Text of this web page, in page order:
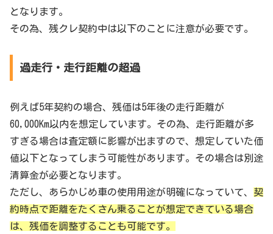
となります。
その為、残クレ契約中は以下のことに注意が必要です。
過走行・走行距離の超過
例えば5年契約の場合、残価は5年後の走行距離が
60,000Km以内を想定しています。その為、走行距離が多
すぎる場合は査定額に影響が出ますので、想定していた価
値以下となってしまう可能性があります。その場合は別途
清算金が必要となります。
ただし、あらかじめ車の使用用途が明確になっていて、 契
約時点で距離をたくさん乗ることが想定できている場合
は、残価を調整することも可能です。